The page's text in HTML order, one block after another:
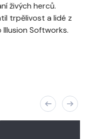
živých herců.
trpělivost a lidé z
Softworks.